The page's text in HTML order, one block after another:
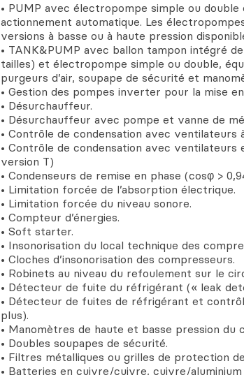
• PUMP avec électropompe simple ou
actionnement automatique. Les
versions à basse ou à haute pression
• TANK&PUMP avec ballon tampon intégré
tailles) et électropompe simple ou double,
purgeurs d’air, soupape de sécurité et
• Gestion des pompes inverter pour la mise
• Désurchauffeur.
• Désurchauffeur avec pompe et vanne de
• Contrôle de condensation avec ventilateurs
• Contrôle de condensation avec ventilateurs
version T)
• Condenseurs de remise en phase (cosφ >
• Limitation forcée de l’absorption électrique.
• Limitation forcée du niveau sonore.
• Compteur d’énergies.
• Soft starter.
• Insonorisation du local technique des
• Cloches d’insonorisation des compresseurs.
• Robinets au niveau du refoulement sur le
• Détecteur de fuite du réfrigérant (« leak
• Détecteur de fuites de réfrigérant et
plus).
• Manomètres de haute et basse pression du
• Doubles soupapes de sécurité.
• Filtres métalliques ou grilles de protection
• Batteries en cuivre/cuivre, cuivre/